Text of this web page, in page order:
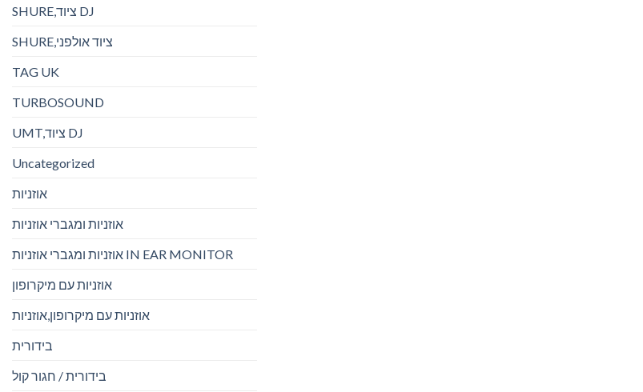
SHURE,ציוד DJ
SHURE,ציוד אולפני
TAG UK
TURBOSOUND
UMT,ציוד DJ
Uncategorized
אוזניות
אוזניות ומגברי אוזניות
אוזניות ומגברי אוזניות IN EAR MONITOR
אוזניות עם מיקרופון
אוזניות עם מיקרופון,אוזניות
בידורית
בידורית / חגור קול